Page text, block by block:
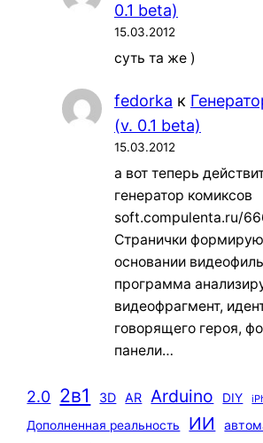
0.1 beta)
15.03.2012
суть та же )
fedorka к
(v. 0.1 beta)
15.03.2012
а вот теперь
генератор комиксов
soft.compulenta.ru/
Странички
основании
программа
видеофрагмент,
говорящего героя,
панели…
2.0 2в1 3D AR Arduino DIY
Дополненная реальность ИИ